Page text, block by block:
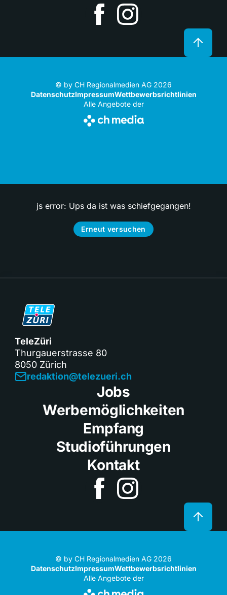
© by CH Regionalmedien AG 2026
DatenschutzImpressumWettbewerbsrichtlinien
Alle Angebote der
js error: Ups da ist was schiefgegangen!
Erneut versuchen
TeleZüri
Thurgauerstrasse 80
8050 Zürich
redaktion@telezueri.ch
Jobs
Werbemöglichkeiten
Empfang
Studioführungen
Kontakt
© by CH Regionalmedien AG 2026
DatenschutzImpressumWettbewerbsrichtlinien
Alle Angebote der